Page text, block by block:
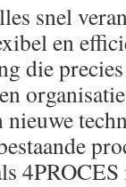
snel
en
die